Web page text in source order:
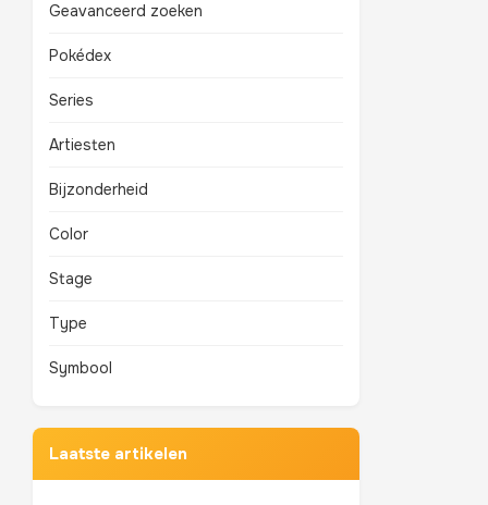
Geavanceerd zoeken
Pokédex
Series
Artiesten
Bijzonderheid
Color
Stage
Type
Symbool
Laatste artikelen